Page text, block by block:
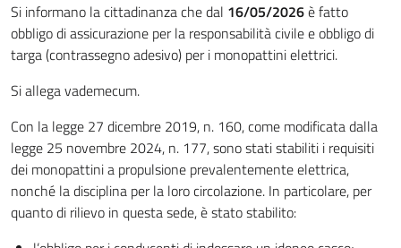
Si informano la cittadinanza che dal 16/05/2026è fatto
obbligo di assicurazione per la responsabilità civile e obbligo di
targa (contrassegno adesivo) per i monopattini elettrici.
Si allega vademecum.
Con la legge 27 dicembre 2019, n. 160, come modificata dalla
legge 25 novembre 2024, n. 177, sono stati stabiliti i requisiti
dei monopattini a propulsione prevalentemente elettrica,
nonché la disciplina per la loro circolazione. In particolare, per
quanto di rilievo in questa sede, è stato stabilito: